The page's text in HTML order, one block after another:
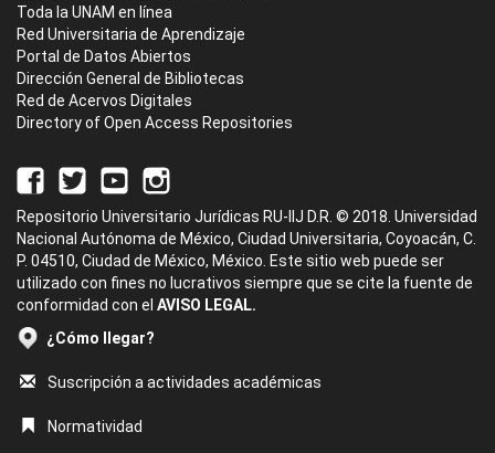
Toda la UNAM en línea
Red Universitaria de Aprendizaje
Portal de Datos Abiertos
Dirección General de Bibliotecas
Red de Acervos Digitales
Directory of Open Access Repositories
Repositorio Universitario Jurídicas RU-IIJ D.R. © 2018. Universidad
Nacional Autónoma de México, Ciudad Universitaria, Coyoacán, C.
P. 04510, Ciudad de México, México. Este sitio web puede ser
utilizado con fines no lucrativos siempre que se cite la fuente de
conformidad con el AVISO LEGAL.
¿Cómo llegar?
Suscripción a actividades académicas
Normatividad